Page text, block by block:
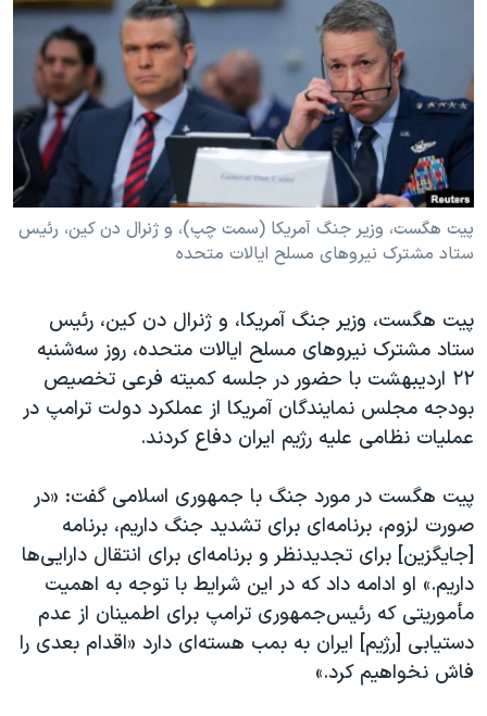
فرهنگ و زندگی
حقوق شهروندی
اقتصادی
علم و فناوری
اسرائیل در جنگ
گالری عکس
آرشیو پخش زنده
انتخابات ریاست جمهوری آمریکا ۲۰۲۴
حمله جمهوری اسلامی به اسرائیل
رمز مهسا
ورزش زنان در ایران
اعتراضات زن، زندگی، آزادی
مجموعه مستندهای دادخواهی
دادگاه حمید نوری
چهل سال گروگان‌گیری
قانون شفافیت دارائی کادر رهبری ایران
اعتراضات مردمی آبان ۹۸
اسرائیل در جنگ
نرگس محمدی برنده جایزه نوبل صلح
همایش محافظه‌کاران آمریکا «سی‌پک»
صفحه‌های ویژه
سفر پرزیدنت ترامپ به چین
زبانهای مختلف
پیت هگست، وزیر جنگ آمریکا (سمت چپ)، و ژنرال دن کین، رئیس
ستاد مشترک نیروهای مسلح ایالات متحده
پیت هگست، وزیر جنگ آمریکا، و ژنرال دن کین، رئیس
ستاد مشترک نیروهای مسلح ایالات متحده، روز سه‌شنبه
۲۲ اردیبهشت با حضور در جلسه کمیته فرعی تخصیص
بودجه مجلس نمایندگان آمریکا از عملکرد دولت ترامپ در
عملیات نظامی علیه رژیم ایران دفاع کردند.
پیت هگست در مورد جنگ با جمهوری اسلامی گفت: «در
صورت لزوم، برنامه‌ای برای تشدید جنگ داریم، برنامه‌
[جایگزین] برای تجدیدنظر و برنامه‌ای برای انتقال دارایی‌ها
داریم.» او ادامه داد که در این شرایط با توجه به اهمیت
مأموریتی که رئیس‌جمهوری ترامپ برای اطمینان از عدم
دستیابی [رژیم] ایران به بمب هسته‌ای دارد «اقدام بعدی را
فاش نخواهیم کرد.»